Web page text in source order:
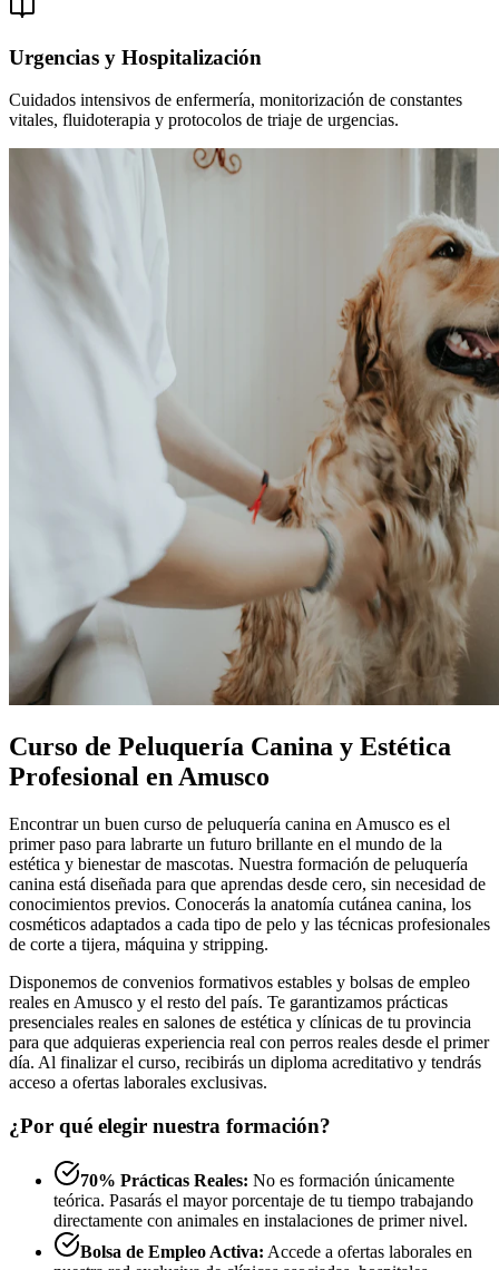
Urgencias y Hospitalización
Cuidados intensivos de enfermería, monitorización de constantes
vitales, fluidoterapia y protocolos de triaje de urgencias.
Curso de Peluquería Canina y Estética
Profesional en Amusco
Encontrar un buen curso de peluquería canina en Amusco es el
primer paso para labrarte un futuro brillante en el mundo de la
estética y bienestar de mascotas. Nuestra formación de peluquería
canina está diseñada para que aprendas desde cero, sin necesidad de
conocimientos previos. Conocerás la anatomía cutánea canina, los
cosméticos adaptados a cada tipo de pelo y las técnicas profesionales
de corte a tijera, máquina y stripping.
Disponemos de convenios formativos estables y bolsas de empleo
reales en Amusco y el resto del país. Te garantizamos prácticas
presenciales reales en salones de estética y clínicas de tu provincia
para que adquieras experiencia real con perros reales desde el primer
día. Al finalizar el curso, recibirás un diploma acreditativo y tendrás
acceso a ofertas laborales exclusivas.
¿Por qué elegir nuestra formación?
70% Prácticas Reales: No es formación únicamente
teórica. Pasarás el mayor porcentaje de tu tiempo trabajando
directamente con animales en instalaciones de primer nivel.
Bolsa de Empleo Activa: Accede a ofertas laborales en